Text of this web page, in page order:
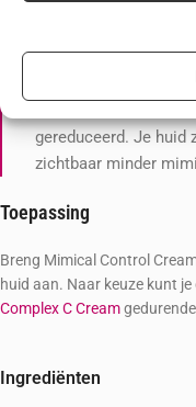
lipidenlaag. Panthenol
De zichtbare
gereduceerd. Je huid
zichtbaar minder
Toepassing
Breng Mimical Control
huid aan. Naar keuze kunt
Complex C Cream
Ingrediënten